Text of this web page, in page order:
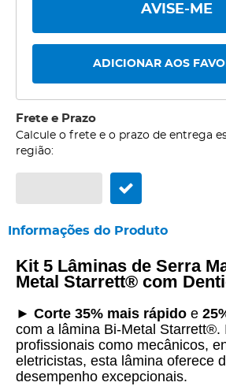
AVISE-ME
ADICIONAR AOS
Frete e Prazo
Calcule o frete e o prazo de entrega
região:
Informações do Produto
Kit 5 Lâminas de Serra
Metal Starrett® com
► Corte 35% mais rápido e
com a lâmina Bi-Metal Starrett®.
profissionais como mecânicos,
eletricistas, esta lâmina oferece
desempenho excepcionais.